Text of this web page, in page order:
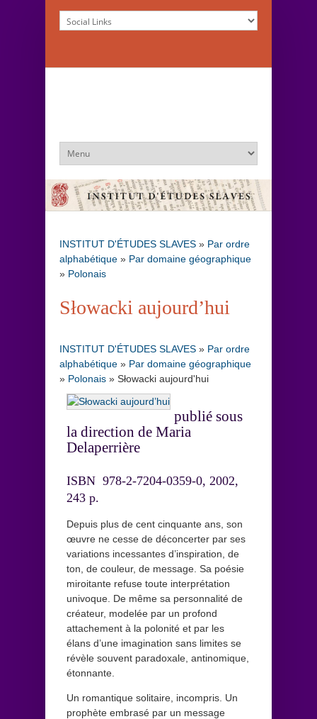
INSTITUT D'ÉTUDES SLAVES » Par ordre
alphabétique » Par domaine géographique
» Polonais
Słowacki aujourd’hui
INSTITUT D'ÉTUDES SLAVES » Par ordre
alphabétique » Par domaine géographique
» Polonais » Słowacki aujourd'hui
publié sous
la direction de Maria
Delaperrière
ISBN 978-2-7204-0359-0, 2002,
243 p.
Depuis plus de cent cinquante ans, son
œuvre ne cesse de déconcerter par ses
variations incessantes d’inspiration, de
ton, de couleur, de message. Sa poésie
miroitante refuse toute interprétation
univoque. De même sa personnalité de
créateur, modelée par un profond
attachement à la polonité et par les
élans d’une imagination sans limites se
révèle souvent paradoxale, antinomique,
étonnante.
Un romantique solitaire, incompris. Un
prophète embrasé par un message